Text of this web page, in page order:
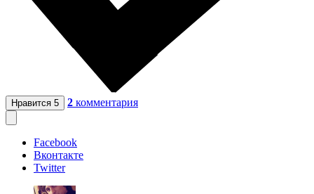
Нравится 5 2 комментария
Facebook
Вконтакте
Twitter